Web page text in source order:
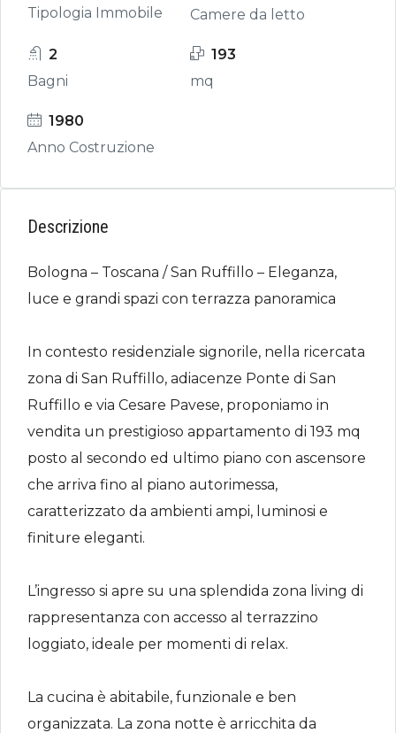
Tipologia Immobile
Camere da letto
2
Bagni
193
mq
1980
Anno Costruzione
Descrizione
Bologna – Toscana / San Ruffillo – Eleganza,
luce e grandi spazi con terrazza panoramica
In contesto residenziale signorile, nella ricercata
zona di San Ruffillo, adiacenze Ponte di San
Ruffillo e via Cesare Pavese, proponiamo in
vendita un prestigioso appartamento di 193 mq
posto al secondo ed ultimo piano con ascensore
che arriva fino al piano autorimessa,
caratterizzato da ambienti ampi, luminosi e
finiture eleganti.
L’ingresso si apre su una splendida zona living di
rappresentanza con accesso al terrazzino
loggiato, ideale per momenti di relax.
La cucina è abitabile, funzionale e ben
organizzata. La zona notte è arricchita da